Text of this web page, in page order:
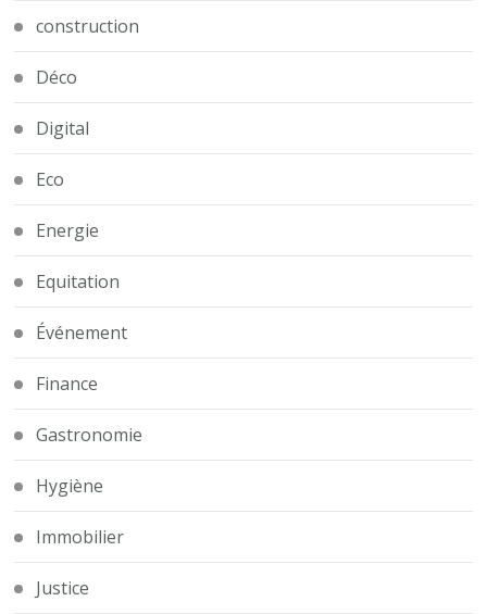
construction
Déco
Digital
Eco
Energie
Equitation
Événement
Finance
Gastronomie
Hygiène
Immobilier
Justice